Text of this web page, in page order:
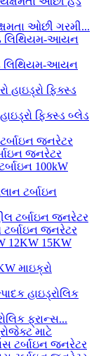
ઓછી ગરમી...
લિથિયમ-આયન
ફિક્સ્ડ બ્લેડ
જનરેટર
ટર્બાઇન
ટર્બાઇન જનરેટર
માઇક્રો
ફ્રાન્સ...